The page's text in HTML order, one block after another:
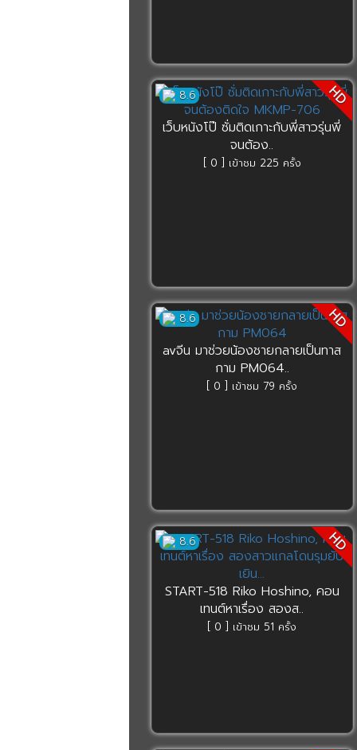
8.6 HD
เว็บหนังโป๊ ซั่มติดเกาะกับพี่สาวรุ่นพี่
จนต้อง..
[ 0 ] เข้าชม 225 ครั้ง
8.6 HD
avจีน มาช่วยน้องชายกลายเป็นทาส
กาม PM064..
[ 0 ] เข้าชม 79 ครั้ง
8.6 HD
START-518 Riko Hoshino, คอน
เทนต์หาเรื่อง สองส..
[ 0 ] เข้าชม 51 ครั้ง